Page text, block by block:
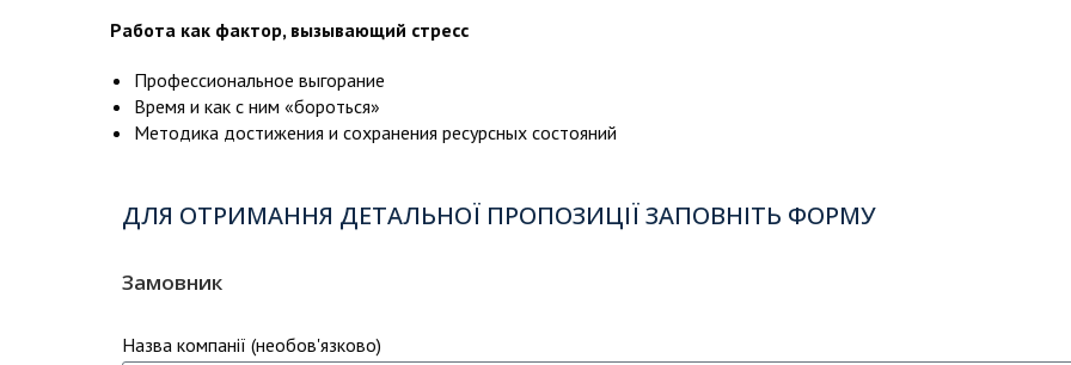
Работа как фактор, вызывающий стресс
Профессиональное выгорание
Время и как с ним «бороться»
Методика достижения и сохранения ресурсных состояний
ДЛЯ ОТРИМАННЯ ДЕТАЛЬНОЇ ПРОПОЗИЦІЇ ЗАПОВНІТЬ ФОРМУ
Замовник
Назва компанії (необов'язково)